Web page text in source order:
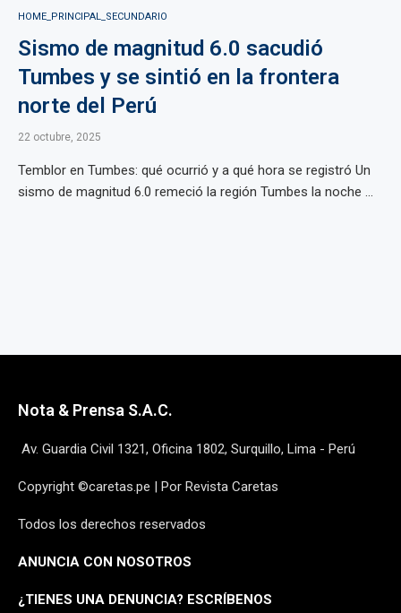
HOME_PRINCIPAL_SECUNDARIO
Sismo de magnitud 6.0 sacudió
Tumbes y se sintió en la frontera
norte del Perú
22 octubre, 2025
Temblor en Tumbes: qué ocurrió y a qué hora se registró Un
sismo de magnitud 6.0 remeció la región Tumbes la noche ...
Nota & Prensa S.A.C.
Av. Guardia Civil 1321, Oficina 1802, Surquillo, Lima - Perú
Copyright ©caretas.pe | Por Revista Caretas
Todos los derechos reservados
ANUNCIA CON NOSOTROS
¿TIENES UNA DENUNCIA? ESCRÍBENOS